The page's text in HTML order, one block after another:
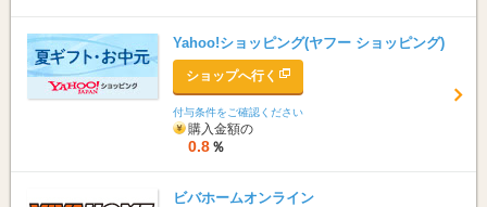
Yahoo!ショッピング(ヤフー ショッピング)
ショップへ行く
付与条件をご確認ください
購入金額の
0.8 ％
ビバホームオンライン